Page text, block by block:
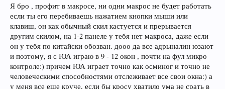
Я бро , профит в макросе, ни одни макрос не будет работать
если ты его перебиваешь нажатием кнопки мыши или
клавиш, он как обычный скил кастуется и прерывается
другим скилом, на 1-2 панеле у тебя нет макроса, даже если
он у тебя по китайски обозван. дооо да все адрыналин юзают
и поэтому, я с ЮА играю в 9 - 12 окон , почти на фул микро
контроле:) причем ЮА играет точно как осминог и точно не
человеческими способностями отслеживает все свои окна:) а
у меня все еще круче, если бы кросу хватило ума не срать в